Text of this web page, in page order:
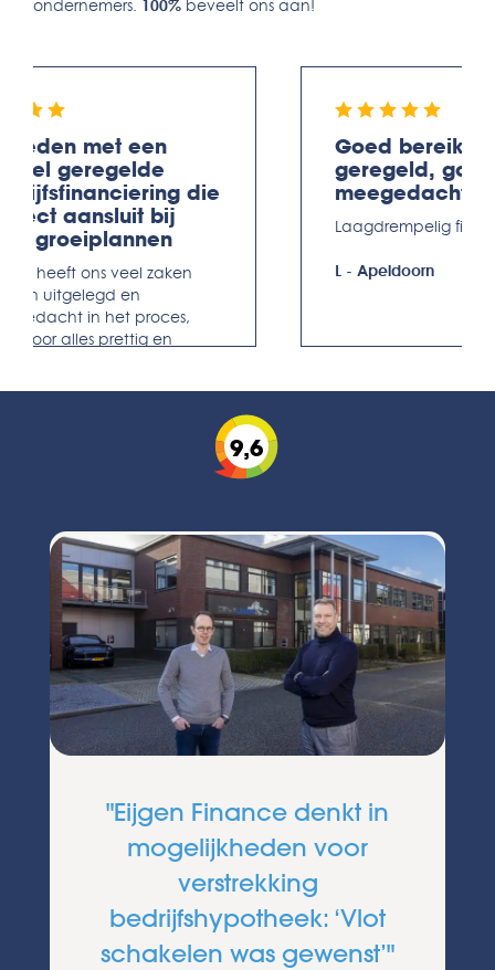
ondernemers. 100% beveelt ons aan!
met een
geregelde
die
aansluit bij
groeiplannen
heeft ons veel zaken
uitgelegd en
in het proces,
alles prettig en
Leeuwarden
Goed
geregeld, goed
meegedacht
Laagdrempelig fijn
L - Apeldoorn
9,6
"Eijgen Finance denkt in
mogelijkheden voor
verstrekking
bedrijfshypotheek: ‘Vlot
schakelen was gewenst’"